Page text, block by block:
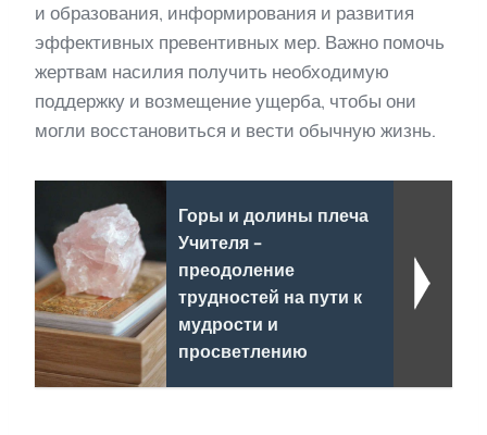
и образования, информирования и развития
эффективных превентивных мер. Важно помочь
жертвам насилия получить необходимую
поддержку и возмещение ущерба, чтобы они
могли восстановиться и вести обычную жизнь.
Горы и долины плеча
Учителя -
преодоление
трудностей на пути к
мудрости и
просветлению